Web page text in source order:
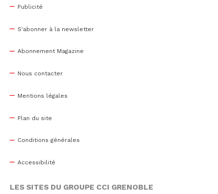
Publicité
S'abonner à la newsletter
Abonnement Magazine
Nous contacter
Mentions légales
Plan du site
Conditions générales
Accessibilité
LES SITES DU GROUPE CCI GRENOBLE